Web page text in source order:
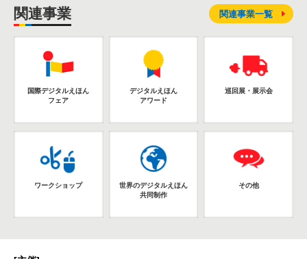
関連事業
国際デジタルえほん
フェア
デジタルえほん
アワード
巡回展・展示会
ワークショップ
世界のデジタルえほん
共同制作
その他
関連事業一覧